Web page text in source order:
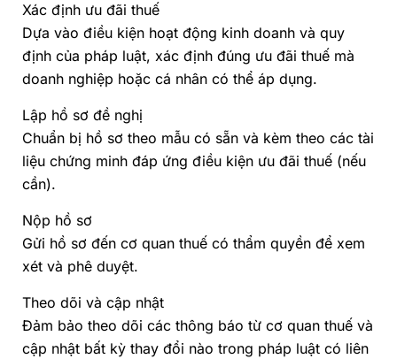
Xác định ưu đãi thuế
Dựa vào điều kiện hoạt động kinh doanh và quy
định của pháp luật, xác định đúng ưu đãi thuế mà
doanh nghiệp hoặc cá nhân có thể áp dụng.
Lập hồ sơ đề nghị
Chuẩn bị hồ sơ theo mẫu có sẵn và kèm theo các tài
liệu chứng minh đáp ứng điều kiện ưu đãi thuế (nếu
cần).
Nộp hồ sơ
Gửi hồ sơ đến cơ quan thuế có thẩm quyền để xem
xét và phê duyệt.
Theo dõi và cập nhật
Đảm bảo theo dõi các thông báo từ cơ quan thuế và
cập nhật bất kỳ thay đổi nào trong pháp luật có liên